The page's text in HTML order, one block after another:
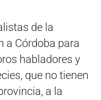
de la
a Córdoba para
habladores y
que no tienen
a la